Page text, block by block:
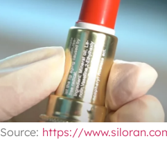
Source: https://